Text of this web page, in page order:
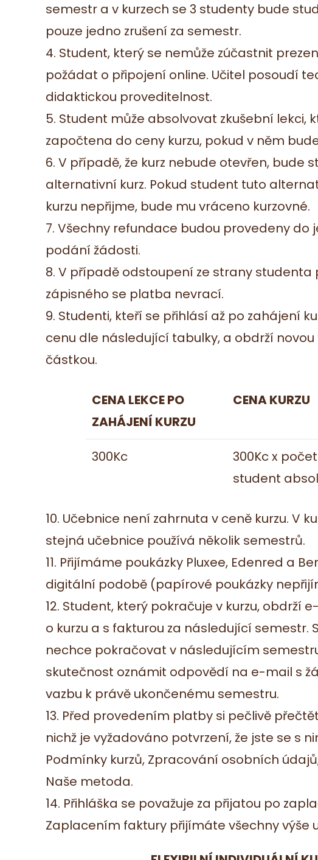
semestr a v kurzech se 3 studenty bude
pouze jedno zrušení za semestr.
4. Student, který se nemůže zúčastnit
požádat o připojení online. Učitel posoudí
didaktickou proveditelnost.
5. Student může absolvovat zkušební lekci,
započtena do ceny kurzu, pokud v něm
6. V případě, že kurz nebude otevřen, bude
alternativní kurz. Pokud student tuto
kurzu nepřijme, bude mu vráceno kurzovné.
7. Všechny refundace budou provedeny do
podání žádosti.
8. V případě odstoupení ze strany studenta
zápisného se platba nevrací.
9. Studenti, kteří se přihlásí až po zahájení
cenu dle následující tabulky, a obdrží
částkou.
CENA LEKCE PO
ZAHÁJENÍ KURZU
CENA KURZU
300Kc
300Kc x
student
10. Učebnice není zahrnuta v ceně kurzu. V
stejná učebnice používá několik semestrů.
11. Přijímáme poukázky Pluxee, Edenred a
digitální podobě (papírové poukázky
12. Student, který pokračuje v kurzu, obdrží
o kurzu a s fakturou za následující semestr.
nechce pokračovat v následujícím
skutečnost oznámit odpovědí na e-mail s
vazbu k právě ukončenému semestru.
13. Před provedením platby si pečlivě
nichž je vyžadováno potvrzení, že jste se s
Podmínky kurzů, Zpracování osobních
Naše metoda.
14. Přihláška se považuje za přijatou po
Zaplacením faktury přijímáte všechny výše